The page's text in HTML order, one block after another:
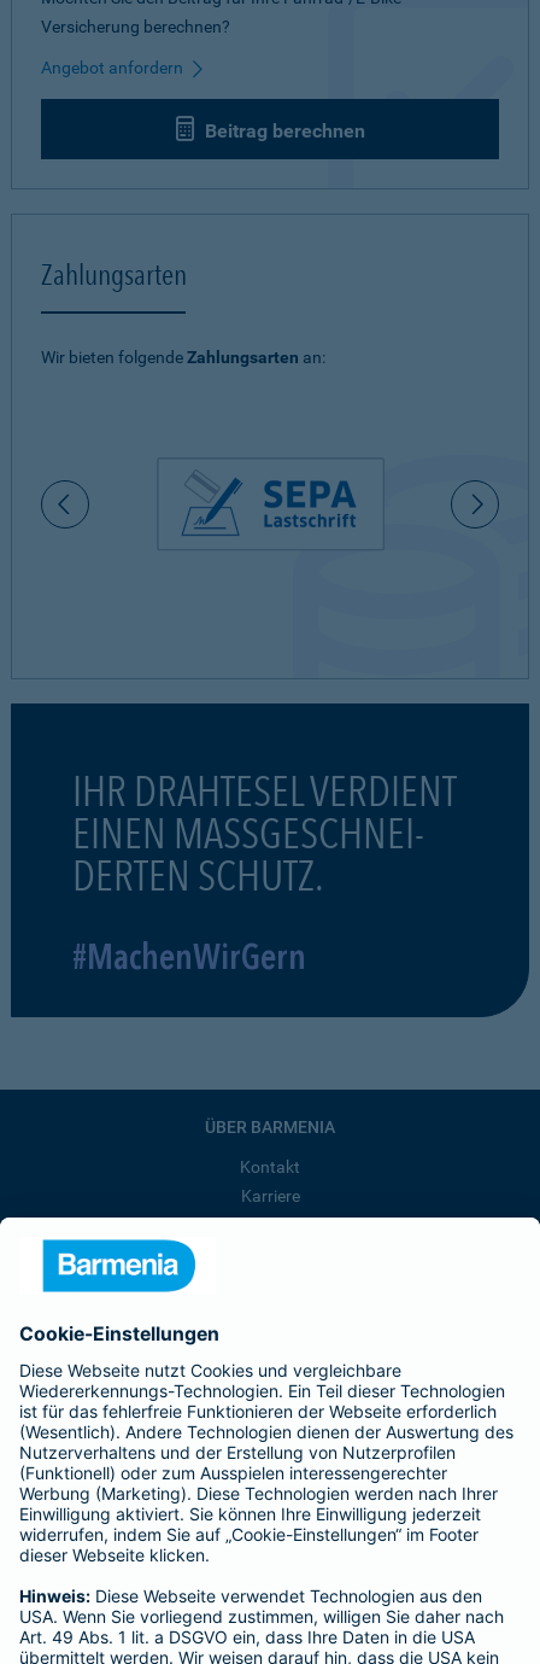
Versicherung berechnen?
Angebot anfordern
Beitrag berechnen
Zahlungsarten
Wir bieten folgendeZahlungsarten an:
IHR DRAHTESEL VERDIENT
EINEN MASSGESCHNEI-
DERTEN SCHUTZ.
#MachenWirGern
ÜBER BARMENIA
Kontakt
Karriere
Barmenia ist Teil der BarmeniaGothaer
BELIEBTE SEITEN
Kranken-Zusatzversicherung
Tierversicherungen
Haftpflichtversicherung
Hausratversicherung
Adresse ändern
Schaden melden